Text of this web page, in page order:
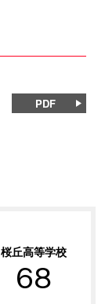
PDF
桜丘高等学校
68